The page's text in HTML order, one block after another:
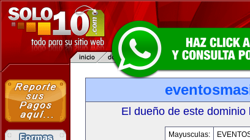
El dueño de este
Mayusculas: